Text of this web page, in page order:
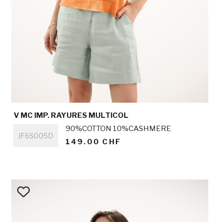
V MC IMP. RAYURES MULTICOL
JF6S005D
90%COTTON 10%CASHMERE
149.00 CHF